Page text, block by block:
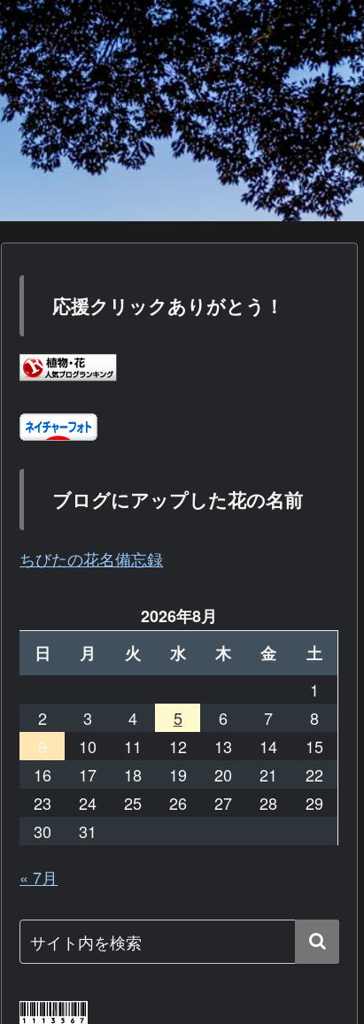
応援クリックありがとう！
ブログにアップした花の名前
ちびたの花名備忘録
2026年8月
日
月 火 水 木 金
土
1
2
3 4 5 6 7
8
9
10 11 12 13 14
15
16
17 18 19 20 21
22
23
24 25 26 27 28
29
30
31
« 7月